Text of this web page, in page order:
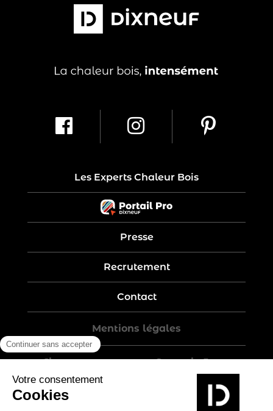
Les Experts Chaleur Bois
Presse
Recrutement
Contact
Mentions légales
Five-year warranty – Garantie 5 ans
Politique de confidentialité